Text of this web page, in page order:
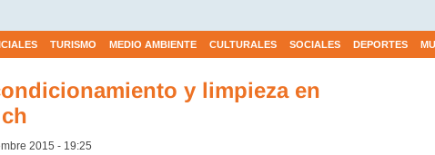
TURISMO MEDIO AMBIENTE CULTURALES SOCIALES DEPORTES
y limpieza en
2015 - 19:25